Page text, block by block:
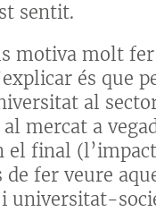
sentit.
motiva molt
és que
al
mercat a
el final
de fer veure
universitat-